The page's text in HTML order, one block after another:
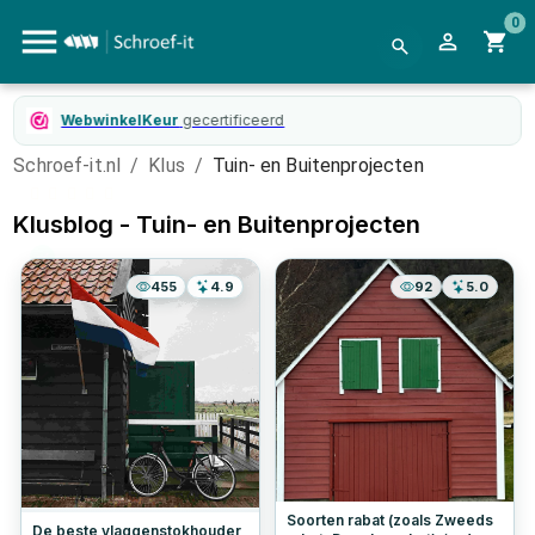
0
WebwinkelKeur gecertificeerd
Schroef-it.nl / Klus / Tuin- en Buitenprojecten
Klusblog - Tuin- en Buitenprojecten
455 4.9
De beste vlaggenstokhouder
92 5.0
Soorten rabat (zoals Zweeds